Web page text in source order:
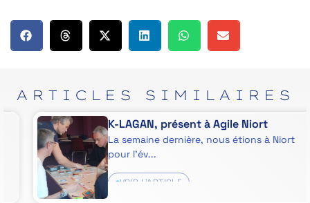
ARTICLES SIMILAIRES
K-LAGAN, présent à Agile Niort
La semaine dernière, nous étions à Niort
pour l’év...
VOIR L'ARTICLE